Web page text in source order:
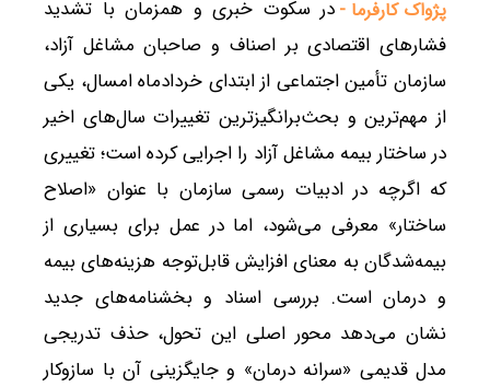
پژواک کارفرما - در سکوت خبری و همزمان با تشدید
فشارهای اقتصادی بر اصناف و صاحبان مشاغل آزاد،
سازمان تأمین اجتماعی از ابتدای خردادماه امسال، یکی
از مهم‌ترین و بحث‌برانگیزترین تغییرات سال‌های اخیر
در ساختار بیمه مشاغل آزاد را اجرایی کرده است؛ تغییری
که اگرچه در ادبیات رسمی سازمان با عنوان «اصلاح
ساختار» معرفی می‌شود، اما در عمل برای بسیاری از
بیمه‌شدگان به معنای افزایش قابل‌توجه هزینه‌های بیمه
و درمان است. بررسی اسناد و بخشنامه‌های جدید
نشان می‌دهد محور اصلی این تحول، حذف تدریجی
مدل قدیمی «سرانه درمان» و جایگزینی آن با سازوکار